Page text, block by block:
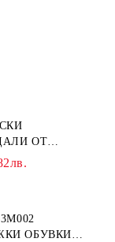
ОТ
БЕЖОВИ